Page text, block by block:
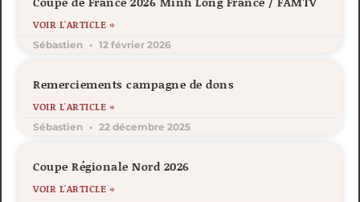
VOIR L'ARTICLE »
Sébastien 12 février 2026
Remerciements campagne de dons
VOIR L'ARTICLE »
Sébastien 22 décembre 2025
Coupe Régionale Nord 2026
VOIR L'ARTICLE »